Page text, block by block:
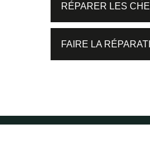
RÉPARER LES
FAIRE LA